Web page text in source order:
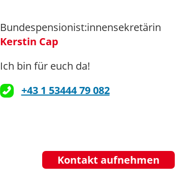
Bundespensionist:innensekretärin
Kerstin Cap
Ich bin für euch da!
+43 1 53444 79 082
Kontakt aufnehmen